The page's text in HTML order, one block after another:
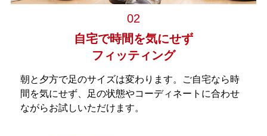
02
自宅で時間を気にせず
フィッティング
朝と夕方で足のサイズは変わります。ご自宅なら時
間を気にせず、足の状態やコーディネートに合わせ
ながらお試しいただけます。